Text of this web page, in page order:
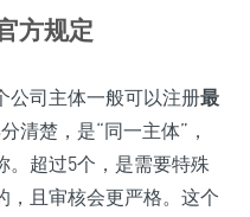
方规定
公司主体一般可以注册最
清楚，是“同一主体”，
。超过5个，是需要特殊
，且审核会更严格。这个